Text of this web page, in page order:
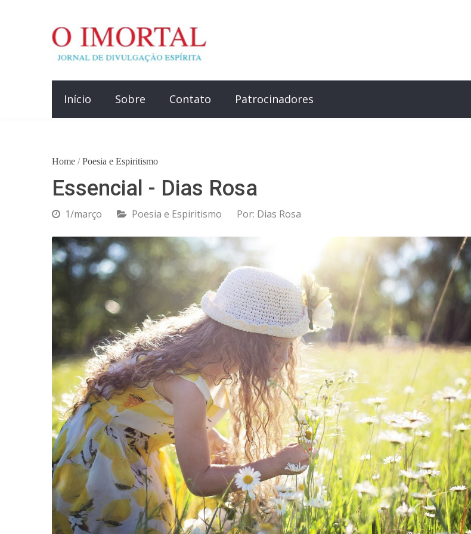
Início Sobre Contato Patrocinadores
Home / Poesia e Espiritismo
Essencial - Dias Rosa
1/março Poesia e Espiritismo Por: Dias Rosa